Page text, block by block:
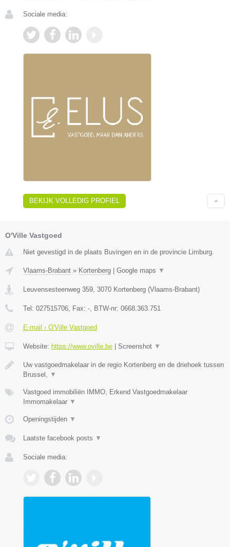
Sociale media:
BEKIJK VOLLEDIG PROFIEL
O'Ville Vastgoed
Niet gevestigd in de plaats Buvingen en in de provincie Limburg.
Vlaams-Brabant » Kortenberg Google maps ▼
Leuvensesteenweg 359, 3070 Kortenberg (Vlaams-Brabant)
Tel: 027515706, Fax: -, BTW-nr: 0668.363.751
E-mail › O'Ville Vastgoed
Website: https://www.oville.be Screenshot ▼
Uw vastgoedmakelaar in de regio Kortenberg en de driehoek tussen
Brussel, ▼
Vastgoed immobiliën IMMO, Erkend Vastgoedmakelaar
Immomakelaar ▼
Openingstijden ▼
Laatste facebook posts ▼
Sociale media: